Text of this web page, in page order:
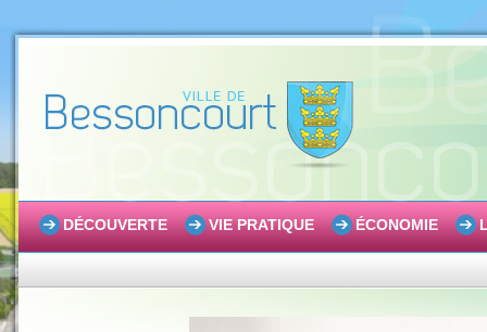
DÉCOUVERTE VIE PRATIQUE ÉCONOMIE